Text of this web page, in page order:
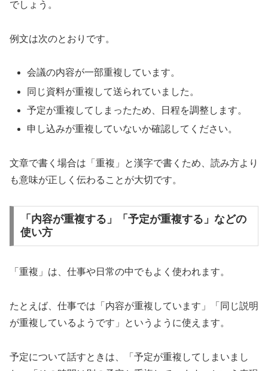
でしょう。
例文は次のとおりです。
会議の内容が一部重複しています。
同じ資料が重複して送られていました。
予定が重複してしまったため、日程を調整します。
申し込みが重複していないか確認してください。
文章で書く場合は「重複」と漢字で書くため、読み方より
も意味が正しく伝わることが大切です。
「内容が重複する」「予定が重複する」などの
使い方
「重複」は、仕事や日常の中でもよく使われます。
たとえば、仕事では「内容が重複しています」「同じ説明
が重複しているようです」というように使えます。
予定について話すときは、「予定が重複してしまいまし